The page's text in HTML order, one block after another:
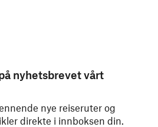
nyhetsbrevet vårt
nye reiseruter og
direkte i innboksen din.